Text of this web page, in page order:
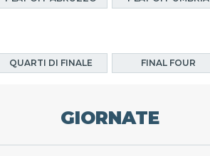
QUARTI DI FINALE FINAL FOUR
GIORNATE